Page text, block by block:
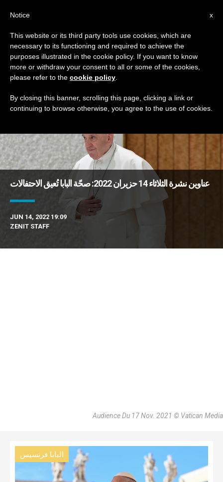
DAY
June 14th, 2022
DERNIÈRES NOUVELLES
عناوين نشرة الثلاثاء 14 حزيران 2022: صحّة البابا تُعيق الاحتفالات
JUN 14, 2022 19:09
ZENIT STAFF
Audience Du 17 Nov. 2021 © Vatican Media
البابا فرنسيس
x
Notice
This website or its third party tools use cookies, which are
necessary to its functioning and required to achieve the
purposes illustrated in the cookie policy. If you want to know
more or withdraw your consent to all or some of the cookies,
please refer to the cookie policy
By closing this banner, scrolling this page, clicking a link or
continuing to browse otherwise, you agree to the use of cookies.